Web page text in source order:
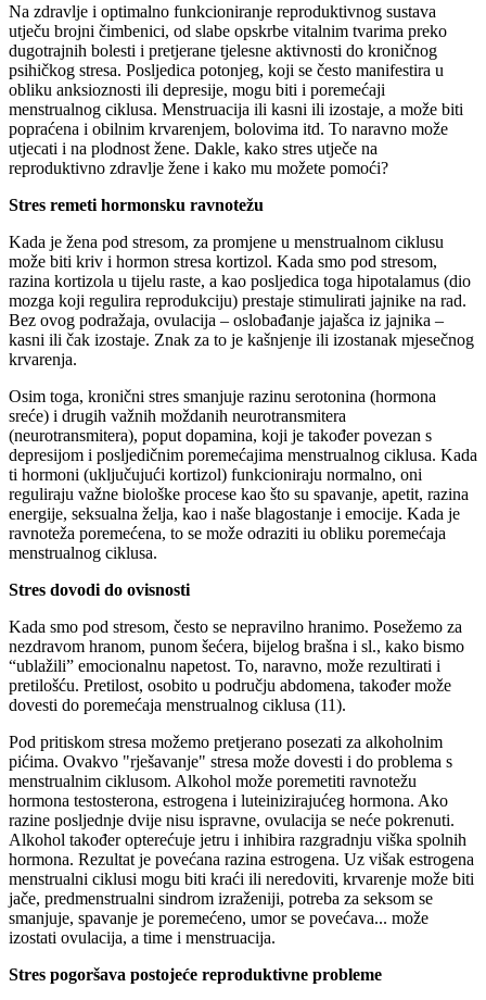
Na zdravlje i optimalno funkcioniranje reproduktivnog sustava
utječu brojni čimbenici, od slabe opskrbe vitalnim tvarima preko
dugotrajnih bolesti i pretjerane tjelesne aktivnosti do kroničnog
psihičkog stresa. Posljedica potonjeg, koji se često manifestira u
obliku anksioznosti ili depresije, mogu biti i poremećaji
menstrualnog ciklusa. Menstruacija ili kasni ili izostaje, a može biti
popraćena i obilnim krvarenjem, bolovima itd. To naravno može
utjecati i na plodnost žene. Dakle, kako stres utječe na
reproduktivno zdravlje žene i kako mu možete pomoći?
Stres remeti hormonsku ravnotežu
Kada je žena pod stresom, za promjene u menstrualnom ciklusu
može biti kriv i hormon stresa kortizol. Kada smo pod stresom,
razina kortizola u tijelu raste, a kao posljedica toga hipotalamus (dio
mozga koji regulira reprodukciju) prestaje stimulirati jajnike na rad.
Bez ovog podražaja, ovulacija – oslobađanje jajašca iz jajnika –
kasni ili čak izostaje. Znak za to je kašnjenje ili izostanak mjesečnog
krvarenja.
Osim toga, kronični stres smanjuje razinu serotonina (hormona
sreće) i drugih važnih moždanih neurotransmitera
(neurotransmitera), poput dopamina, koji je također povezan s
depresijom i posljedičnim poremećajima menstrualnog ciklusa. Kada
ti hormoni (uključujući kortizol) funkcioniraju normalno, oni
reguliraju važne biološke procese kao što su spavanje, apetit, razina
energije, seksualna želja, kao i naše blagostanje i emocije. Kada je
ravnoteža poremećena, to se može odraziti iu obliku poremećaja
menstrualnog ciklusa.
Stres dovodi do ovisnosti
Kada smo pod stresom, često se nepravilno hranimo. Posežemo za
nezdravom hranom, punom šećera, bijelog brašna i sl., kako bismo
“ublažili” emocionalnu napetost. To, naravno, može rezultirati i
pretilošću. Pretilost, osobito u području abdomena, također može
dovesti do poremećaja menstrualnog ciklusa (11).
Pod pritiskom stresa možemo pretjerano posezati za alkoholnim
pićima. Ovakvo "rješavanje" stresa može dovesti i do problema s
menstrualnim ciklusom. Alkohol može poremetiti ravnotežu
hormona testosterona, estrogena i luteinizirajućeg hormona. Ako
razine posljednje dvije nisu ispravne, ovulacija se neće pokrenuti.
Alkohol također opterećuje jetru i inhibira razgradnju viška spolnih
hormona. Rezultat je povećana razina estrogena. Uz višak estrogena
menstrualni ciklusi mogu biti kraći ili neredoviti, krvarenje može biti
jače, predmenstrualni sindrom izraženiji, potreba za seksom se
smanjuje, spavanje je poremećeno, umor se povećava... može
izostati ovulacija, a time i menstruacija.
Stres pogoršava postojeće reproduktivne probleme